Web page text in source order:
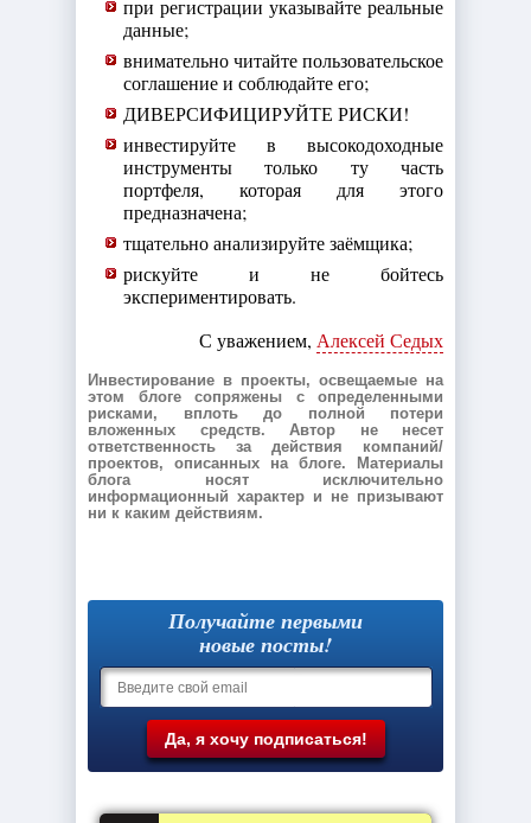
при регистрации указывайте реальные
данные;
внимательно читайте пользовательское
соглашение и соблюдайте его;
ДИВЕРСИФИЦИРУЙТЕ РИСКИ!
инвестируйте в высокодоходные
инструменты только ту часть
портфеля, которая для этого
предназначена;
тщательно анализируйте заёмщика;
рискуйте и не бойтесь
экспериментировать.
С уважением, Алексей Седых
Инвестирование в проекты, освещаемые на
этом блоге сопряжены с определенными
рисками, вплоть до полной потери
вложенных средств. Автор не несет
ответственность за действия компаний/
проектов, описанных на блоге. Материалы
блога носят исключительно
информационный характер и не призывают
ни к каким действиям.
Получайте первыми
новые посты!